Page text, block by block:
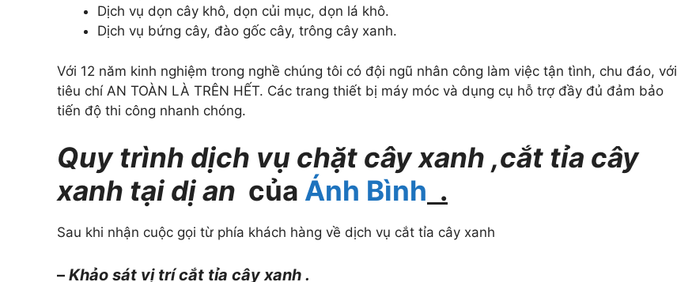
Dịch vụ dọn cây khô, dọn củi mục, dọn lá khô.
Dịch vụ bứng cây, đào gốc cây, trông cây xanh.
Với 12 năm kinh nghiệm trong nghề chúng tôi có đội ngũ nhân công làm việc tận tình, chu đáo, với
tiêu chí AN TOÀN LÀ TRÊN HẾT. Các trang thiết bị máy móc và dụng cụ hỗ trợ đầy đủ đảm bảo
tiến độ thi công nhanh chóng.
Quy trình dịch vụ chặt cây xanh ,cắt tỉa cây
xanh tại dị an của Ánh Bình .
Sau khi nhận cuộc gọi từ phía khách hàng về dịch vụ cắt tỉa cây xanh
– Khảo sát vị trí cắt tỉa cây xanh .